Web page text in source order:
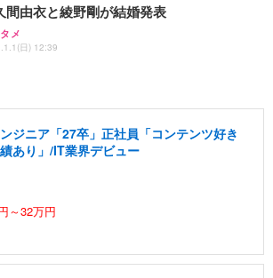
間由衣と綾野剛が結婚発表
メ
日) 12:39
ジニア「27卒」正社員「コンテンツ好き
あり」/IT業界デビュー
～32万円